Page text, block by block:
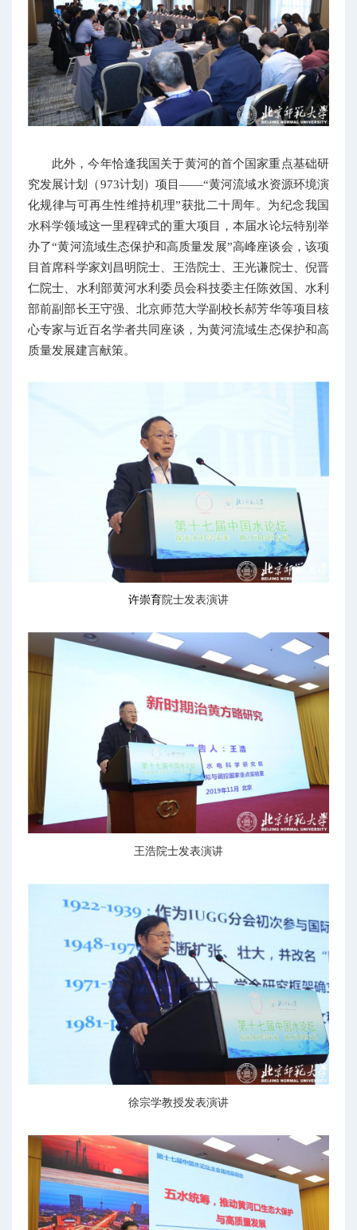
此外，今年恰逢我国关于黄河的首个国家重点基础研
究发展计划（973计划）项目——“黄河流域水资源环境演
化规律与可再生性维持机理”获批二十周年。为纪念我国
水科学领域这一里程碑式的重大项目，本届水论坛特别举
办了“黄河流域生态保护和高质量发展”高峰座谈会，该项
目首席科学家刘昌明院士、王浩院士、王光谦院士、倪晋
仁院士、水利部黄河水利委员会科技委主任陈效国、水利
部前副部长王守强、北京师范大学副校长郝芳华等项目核
心专家与近百名学者共同座谈，为黄河流域生态保护和高
质量发展建言献策。
许崇育院士发表演讲
王浩院士发表演讲
徐宗学教授发表演讲